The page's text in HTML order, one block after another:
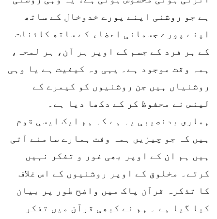
ہے جو روشنی اپنے پورے خدوخال کے ساتھ
اپنے پورے جسمانی اعضاء کے ساتھ کائنات
کے ہر فرد کے جسم کے اوپر ہر آن، ہر لمحہ،
ہمہ وقت موجود ہے۔ یہی وہ کیفیت ہے یا وہی
روشنیاں ہیں جن روشنیوں کو کیمرے کے
لینس نے محفوظ کر کے دکھا دیا ہے۔
ہماری بدنصیبی یہ ہے کہ ہم ایک ایسی قوم
ہیں کہ جو چیزیں ہمہ وقت ہمارے سامنے آتی
ہیں ہم ان کے اوپر بھی غور و تفکر نہیں
کرتے۔ مخلوق کے اوپر روشنیوں کے اس غلاف
کا تذکرہ قرآن پاک میں واضح طور پر بیان
کیا گیا ہے ۔ ہم نے کبھی قرآن میں تفکر